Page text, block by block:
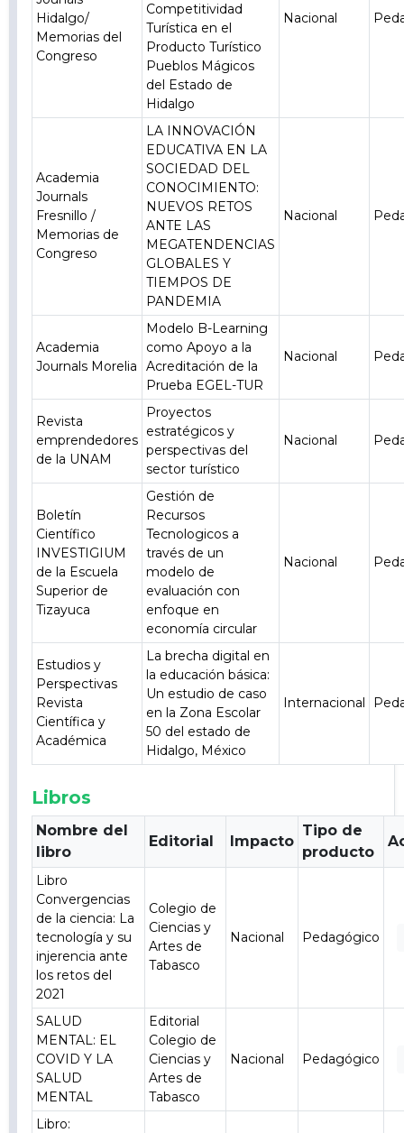
Hidalgo/
Memorias del
Congreso
Competitividad
Turística en el
Producto Turístico
Pueblos Mágicos
del Estado de
Hidalgo
Nacional
Academia
Journals
Fresnillo /
Memorias de
Congreso
LA INNOVACIÓN
EDUCATIVA EN LA
SOCIEDAD DEL
CONOCIMIENTO:
NUEVOS RETOS
ANTE LAS
MEGATENDENCIAS
GLOBALES Y
TIEMPOS DE
PANDEMIA
Nacional
Academia
Journals Morelia
Modelo B-Learning
como Apoyo a la
Acreditación de la
Prueba EGEL-TUR
Nacional
Revista
emprendedores
de la UNAM
Proyectos
estratégicos y
perspectivas del
sector turístico
Nacional
Boletín
Científico
INVESTIGIUM
de la Escuela
Superior de
Tizayuca
Gestión de
Recursos
Tecnologicos a
través de un
modelo de
evaluación con
enfoque en
economía circular
Nacional
Estudios y
Perspectivas
Revista
Científica y
Académica
La brecha digital en
la educación básica:
Un estudio de caso
en la Zona Escolar
50 del estado de
Hidalgo, México
Internacional
Libros
Nombre del
libro
Editorial Impacto
Tipo de
producto
Libro
Convergencias
de la ciencia: La
tecnología y su
injerencia ante
los retos del
2021
Colegio de
Ciencias y
Artes de
Tabasco
Nacional Pedagógico
SALUD
MENTAL: EL
COVID Y LA
SALUD
MENTAL
Editorial
Colegio de
Ciencias y
Artes de
Tabasco
Nacional Pedagógico
Libro: